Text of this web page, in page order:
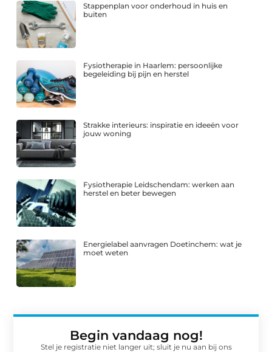
Stappenplan voor onderhoud in huis en
buiten
Fysiotherapie in Haarlem: persoonlijke
begeleiding bij pijn en herstel
Strakke interieurs: inspiratie en ideeën voor
jouw woning
Fysiotherapie Leidschendam: werken aan
herstel en beter bewegen
Energielabel aanvragen Doetinchem: wat je
moet weten
Begin vandaag nog!
Stel je registratie niet langer uit; sluit je nu aan bij ons